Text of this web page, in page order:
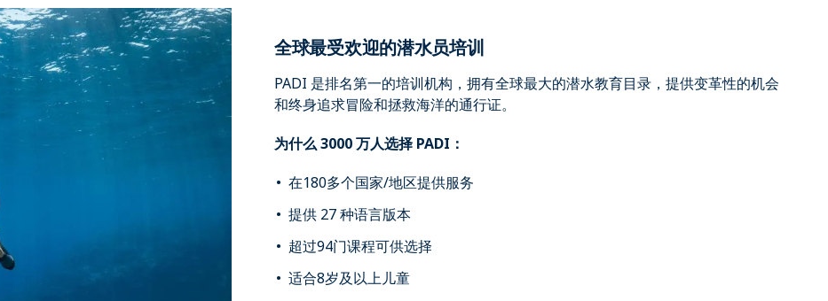
全球最受欢迎的潜水员培训
PADI 是排名第一的培训机构，拥有全球最大的潜水教育目录，提供变革性的机会
和终身追求冒险和拯救海洋的通行证。
为什么 3000 万人选择 PADI：
在180多个国家/地区提供服务
提供 27 种语言版本
超过94门课程可供选择
适合8岁及以上儿童